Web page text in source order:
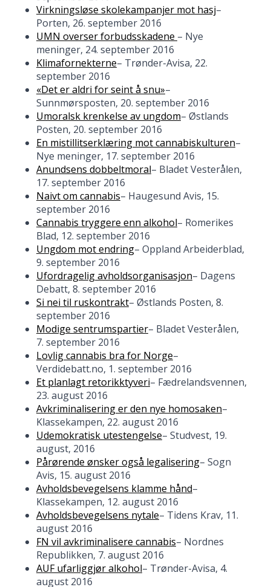
Virkningsløse skolekampanjer mot hasj–
Porten, 26. september 2016
UMN overser forbudsskadene – Nye
meninger, 24. september 2016
Klimafornekterne– Trønder-Avisa, 22.
september 2016
«Det er aldri for seint å snu»–
Sunnmørsposten, 20. september 2016
Umoralsk krenkelse av ungdom– Østlands
Posten, 20. september 2016
En mistillitserklæring mot cannabiskulturen–
Nye meninger, 17. september 2016
Anundsens dobbeltmoral– Bladet Vesterålen,
17. september 2016
Naivt om cannabis– Haugesund Avis, 15.
september 2016
Cannabis tryggere enn alkohol– Romerikes
Blad, 12. september 2016
Ungdom mot endring– Oppland Arbeiderblad,
9. september 2016
Ufordragelig avholdsorganisasjon– Dagens
Debatt, 8. september 2016
Si nei til ruskontrakt– Østlands Posten, 8.
september 2016
Modige sentrumspartier– Bladet Vesterålen,
7. september 2016
Lovlig cannabis bra for Norge–
Verdidebatt.no, 1. september 2016
Et planlagt retorikktyveri– Fædrelandsvennen,
23. august 2016
Avkriminalisering er den nye homosaken–
Klassekampen, 22. august 2016
Udemokratisk utestengelse– Studvest, 19.
august, 2016
Pårørende ønsker også legalisering– Sogn
Avis, 15. august 2016
Avholdsbevegelsens klamme hånd–
Klassekampen, 12. august 2016
Avholdsbevegelsens nytale– Tidens Krav, 11.
august 2016
FN vil avkriminalisere cannabis– Nordnes
Republikken, 7. august 2016
AUF ufarliggjør alkohol– Trønder-Avisa, 4.
august 2016